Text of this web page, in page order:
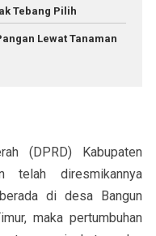
Tebang Pilih
Lewat Tanaman
(DPRD) Kabupaten
telah diresmikannya
di desa Bangun
maka pertumbuhan